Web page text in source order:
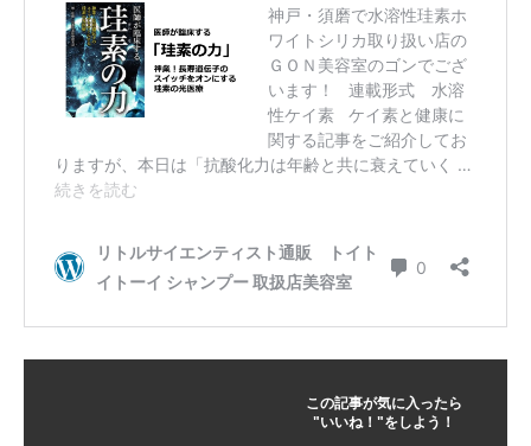
この記事が気に入ったら
"いいね！"をしよう！